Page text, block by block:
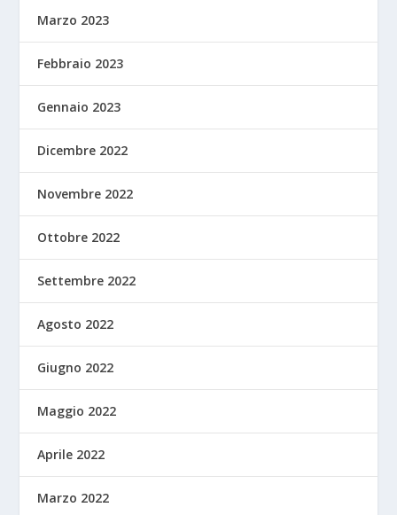
Marzo 2023
Febbraio 2023
Gennaio 2023
Dicembre 2022
Novembre 2022
Ottobre 2022
Settembre 2022
Agosto 2022
Giugno 2022
Maggio 2022
Aprile 2022
Marzo 2022